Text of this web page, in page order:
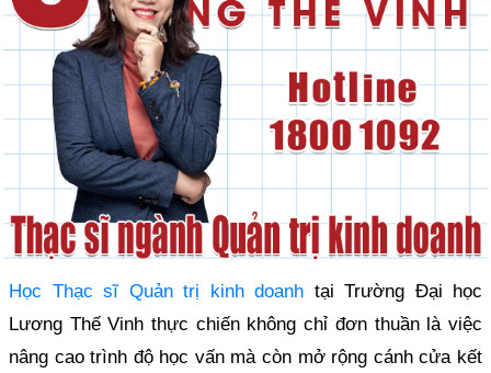
Học Thạc sĩ Quản trị kinh doanh tại Trường Đại học
Lương Thế Vinh thực chiến không chỉ đơn thuần là việc
nâng cao trình độ học vấn mà còn mở rộng cánh cửa kết